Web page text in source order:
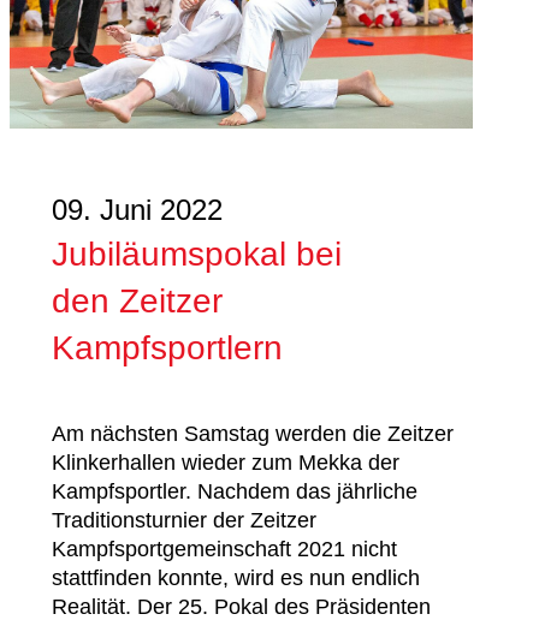
09. Juni 2022
Jubiläumspokal bei
den Zeitzer
Kampfsportlern
Am nächsten Samstag werden die Zeitzer
Klinkerhallen wieder zum Mekka der
Kampfsportler. Nachdem das jährliche
Traditionsturnier der Zeitzer
Kampfsportgemeinschaft 2021 nicht
stattfinden konnte, wird es nun endlich
Realität. Der 25. Pokal des Präsidenten